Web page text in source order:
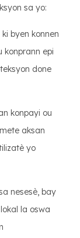
sa yo:
byen konnen
konprann epi
done
konpayi ou
aksan
yo
nesesè, bay
la oswa